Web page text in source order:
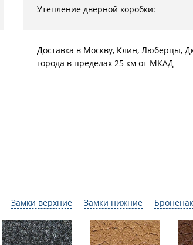
Утепление дверной коробки:
Доставка в Москву, Клин, Люберцы,
города в пределах 25 км от МКАД
Замки верхние Замки нижние